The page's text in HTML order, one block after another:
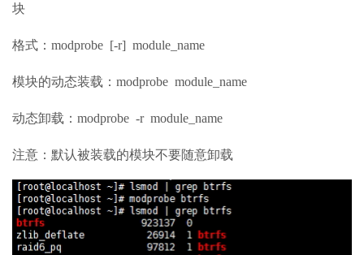
块
格式：modprobe [-r] module_name
模块的动态装载：modprobe module_name
动态卸载：modprobe -r module_name
注意：默认被装载的模块不要随意卸载